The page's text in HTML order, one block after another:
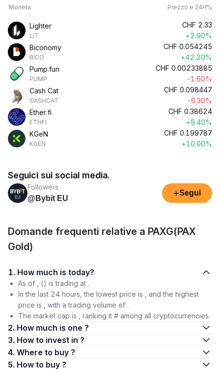
Moneta Prezzo e 24H%
Lighter
LIT
CHF 2.33
+2.90%
Biconomy
BICO
CHF 0.054245
+42.20%
Pump.fun
PUMP
CHF 0.00233885
-1.60%
Cash Cat
CASHCAT
CHF 0.098447
-6.30%
Ether.fi
ETHFI
CHF 0.38624
+9.40%
KGeN
KGEN
CHF 0.199787
+10.00%
Seguici sui social media.
Followers
@Bybit EU
+Segui
Domande frequenti relative a PAXG(PAX
Gold)
1. How much is today?
As of , () is trading at .
In the last 24 hours, the lowest price is , and the highest
price is , with a trading volume of .
The market cap is , ranking it # among all cryptocurrencies.
2. How much is one ?
3. How to invest in ?
4. Where to buy ?
5. How to buy ?